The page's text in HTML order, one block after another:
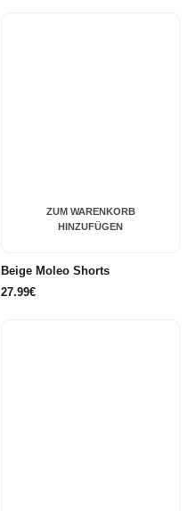
ZUM WARENKORB
HINZUFÜGEN
Beige Moleo Shorts
27.99€